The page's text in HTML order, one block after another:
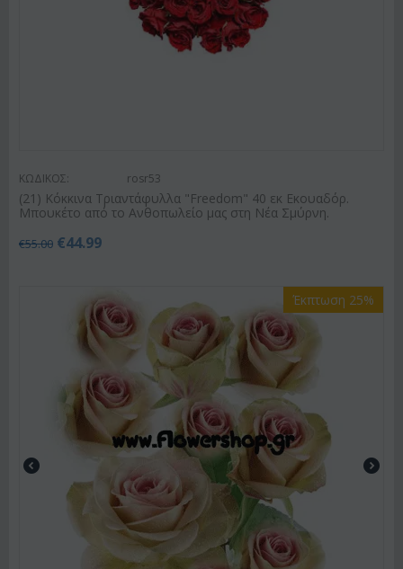
ΚΩΔΙΚΟΣ: rosr53
(21) Κόκκινα Τριαντάφυλλα "Freedom" 40 εκ Εκουαδόρ.
Μπουκέτο από το Ανθοπωλείο μας στη Νέα Σμύρνη.
€55.00 €44.99
Έκπτωση 25%